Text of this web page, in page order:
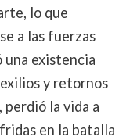
lo que
a las fuerzas
existencia
y retornos
la vida a
en la batalla